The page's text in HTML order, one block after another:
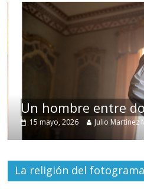
Un hombre entre
15 mayo, 2026 Julio Martínez
La religión del fotograma